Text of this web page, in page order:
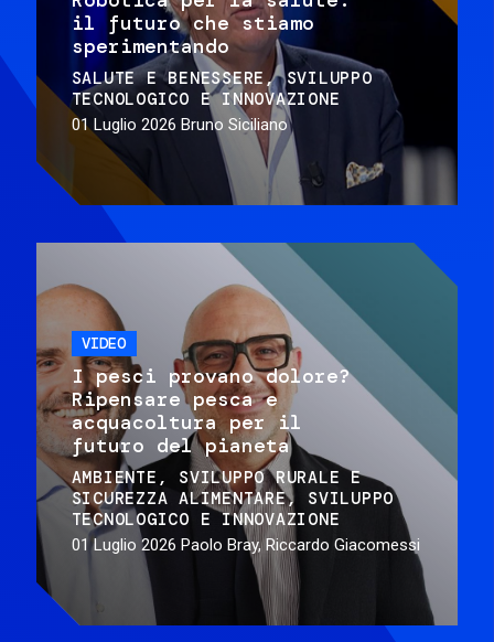
il futuro che stiamo
sperimentando
SALUTE E BENESSERE
SVILUPPO
TECNOLOGICO E INNOVAZIONE
01 Luglio 2026 Bruno Siciliano
VIDEO
I pesci provano dolore?
Ripensare pesca e
acquacoltura per il
futuro del pianeta
AMBIENTE
SVILUPPO RURALE E
SICUREZZA ALIMENTARE
SVILUPPO
TECNOLOGICO E INNOVAZIONE
01 Luglio 2026 Paolo Bray, Riccardo Giacomessi